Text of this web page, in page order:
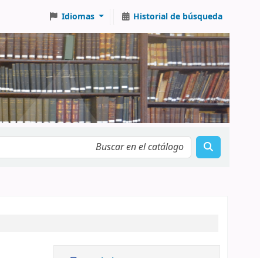
Idiomas Historial de búsqueda